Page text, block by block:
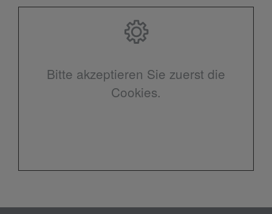
Bitte akzeptieren Sie zuerst die
Cookies.